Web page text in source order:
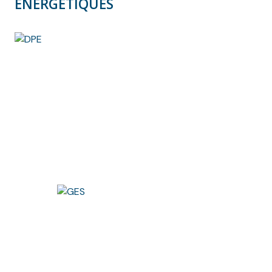
exposé sont disponibles sur le site Géorisques :
Nous nous ferons un plaisir de vous aider dans vos
ÉNERGÉTIQUES